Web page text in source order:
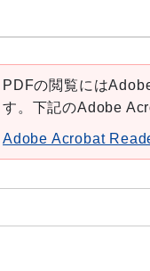
PDFの閲覧には
す。下記のAdobe
Adobe Acrobat